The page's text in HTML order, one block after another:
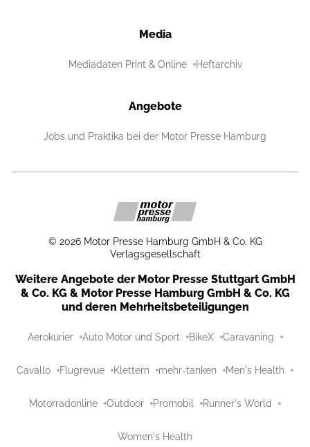
Media
Mediadaten Print & Online Heftarchiv
Angebote
Jobs und Praktika bei der Motor Presse Hamburg
© 2026 Motor Presse Hamburg GmbH & Co. KG
Verlagsgesellschaft
Weitere Angebote der Motor Presse Stuttgart GmbH
& Co. KG & Motor Presse Hamburg GmbH & Co. KG
und deren Mehrheitsbeteiligungen
Aerokurier Auto Motor und Sport BikeX Caravaning
Cavallo Flugrevue Klettern mehr-tanken Men's Health
Motorradonline Outdoor Promobil Runner's World
Women's Health